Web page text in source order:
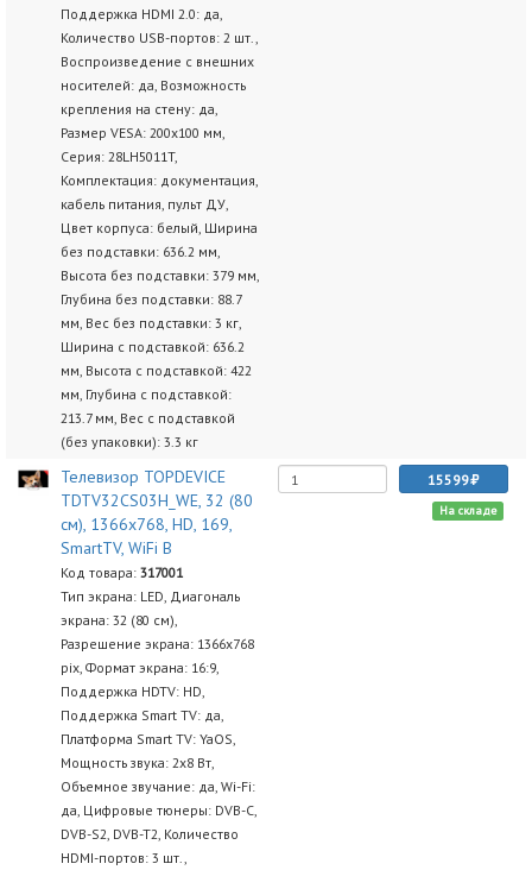
Поддержка HDMI 2.0: да,
Количество USB-портов: 2 шт.,
Воспроизведение с внешних
носителей: да, Возможность
крепления на стену: да,
Размер VESA: 200x100 мм,
Серия: 28LH5011T,
Комплектация: документация,
кабель питания, пульт ДУ,
Цвет корпуса: белый, Ширина
без подставки: 636.2 мм,
Высота без подставки: 379 мм,
Глубина без подставки: 88.7
мм, Вес без подставки: 3 кг,
Ширина с подставкой: 636.2
мм, Высота с подставкой: 422
мм, Глубина с подставкой:
213.7 мм, Вес с подставкой
(без упаковки): 3.3 кг
Телевизор TOPDEVICE
TDTV32CS03H_WE, 32 (80
см), 1366x768, HD, 169,
SmartTV, WiFi B
Код товара: 317001
Тип экрана: LED, Диагональ
экрана: 32 (80 см),
Разрешение экрана: 1366x768
pix, Формат экрана: 16:9,
Поддержка HDTV: HD,
Поддержка Smart TV: да,
Платформа Smart TV: YaOS,
Мощность звука: 2х8 Вт,
Объемное звучание: да, Wi-Fi:
да, Цифровые тюнеры: DVB-C,
DVB-S2, DVB-T2, Количество
HDMI-портов: 3 шт.,
15599
На складе